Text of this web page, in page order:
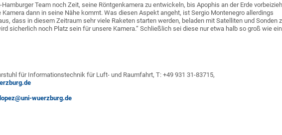
Team noch Zeit, seine Röntgenkamera zu entwickeln, bis Apophis an der Erde
dann in seine Nähe kommt. Was diesen Aspekt angeht, ist Sergio Montenegro allerdings
dass in diesem Zeitraum sehr viele Raketen starten werden, beladen mit Satelliten und Sonden
sicherlich noch Platz sein für unsere Kamera.“ Schließlich sei diese nur etwa halb so groß wie ein
für Informationstechnik für Luft- und Raumfahrt, T: +49 931 31-83715,
wuerzburg.de